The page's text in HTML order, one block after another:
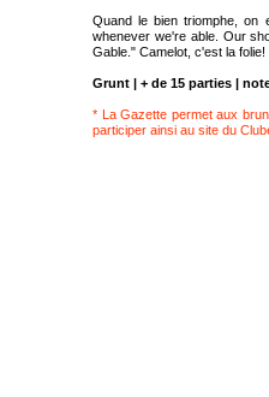
Quand le bien triomphe, on
whenever we're able. Our
Gable." Camelot, c'est la folie!
Grunt | + de 15 parties |
* La Gazette permet aux
participer ainsi au site du